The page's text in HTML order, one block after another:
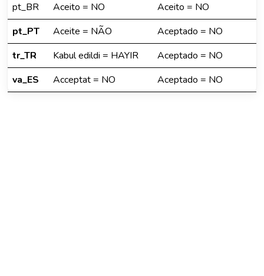
pt_BR
Aceito = NO
Aceito = NO
pt_PT
Aceite = NÃO
Aceptado = NO
tr_TR
Kabul edildi = HAYIR
Aceptado = NO
va_ES
Acceptat = NO Aceptado = NO